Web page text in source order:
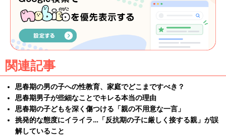
関連記事
思春期の男の子への性教育、家庭でどこまですべき？
思春期男子が些細なことでキレる本当の理由
思春期の子どもを深く傷つける「親の不用意な一言」
挑発的な態度にイライラ…「反抗期の子に厳しく接する親」が誤
解していること